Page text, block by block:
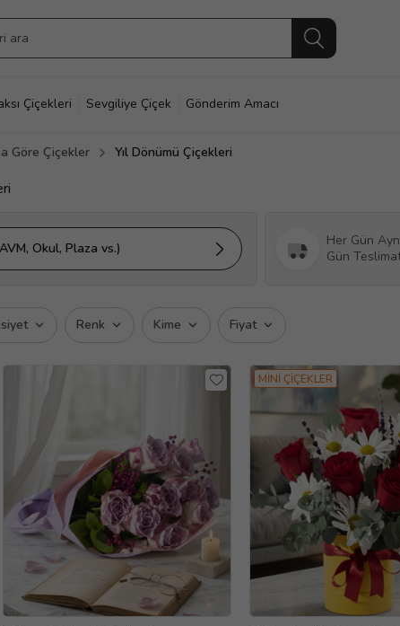
Çiçekleri Sevgiliye Çiçek Gönderim Amacı
Göre Çiçekler Yıl Dönümü Çiçekleri
Okul, Plaza vs.)
Her Gün
Gün
Renk Kime Fiyat
MİNİ ÇİÇEKLER